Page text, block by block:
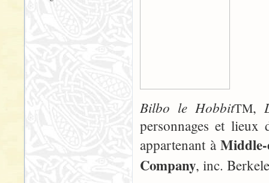
Bilbo le HobbitTM,
personnages et lieux
appartenant à
Company, inc.